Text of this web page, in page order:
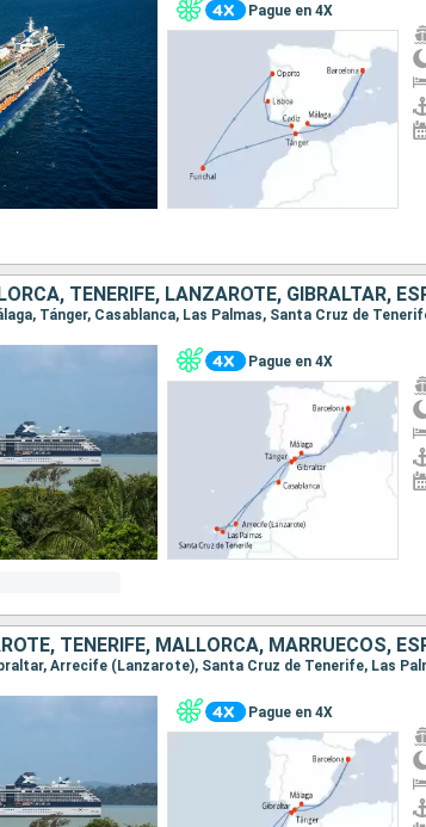
Pague en 4X
TENERIFE, LANZAROTE, GIBRALTAR,
Pague en 4X
TENERIFE, MALLORCA, MARRUECOS,
Pague en 4X